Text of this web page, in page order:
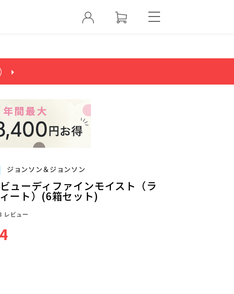
⏵
ジョンソン＆ジョンソン
ューディファインモイスト（ラ
ート）(6箱セット)
レビュー